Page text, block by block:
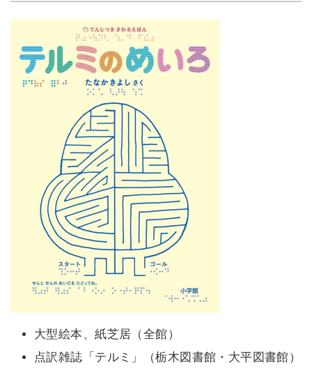
大型絵本、紙芝居（全館）
点訳雑誌「テルミ」（栃木図書館・大平図書館）